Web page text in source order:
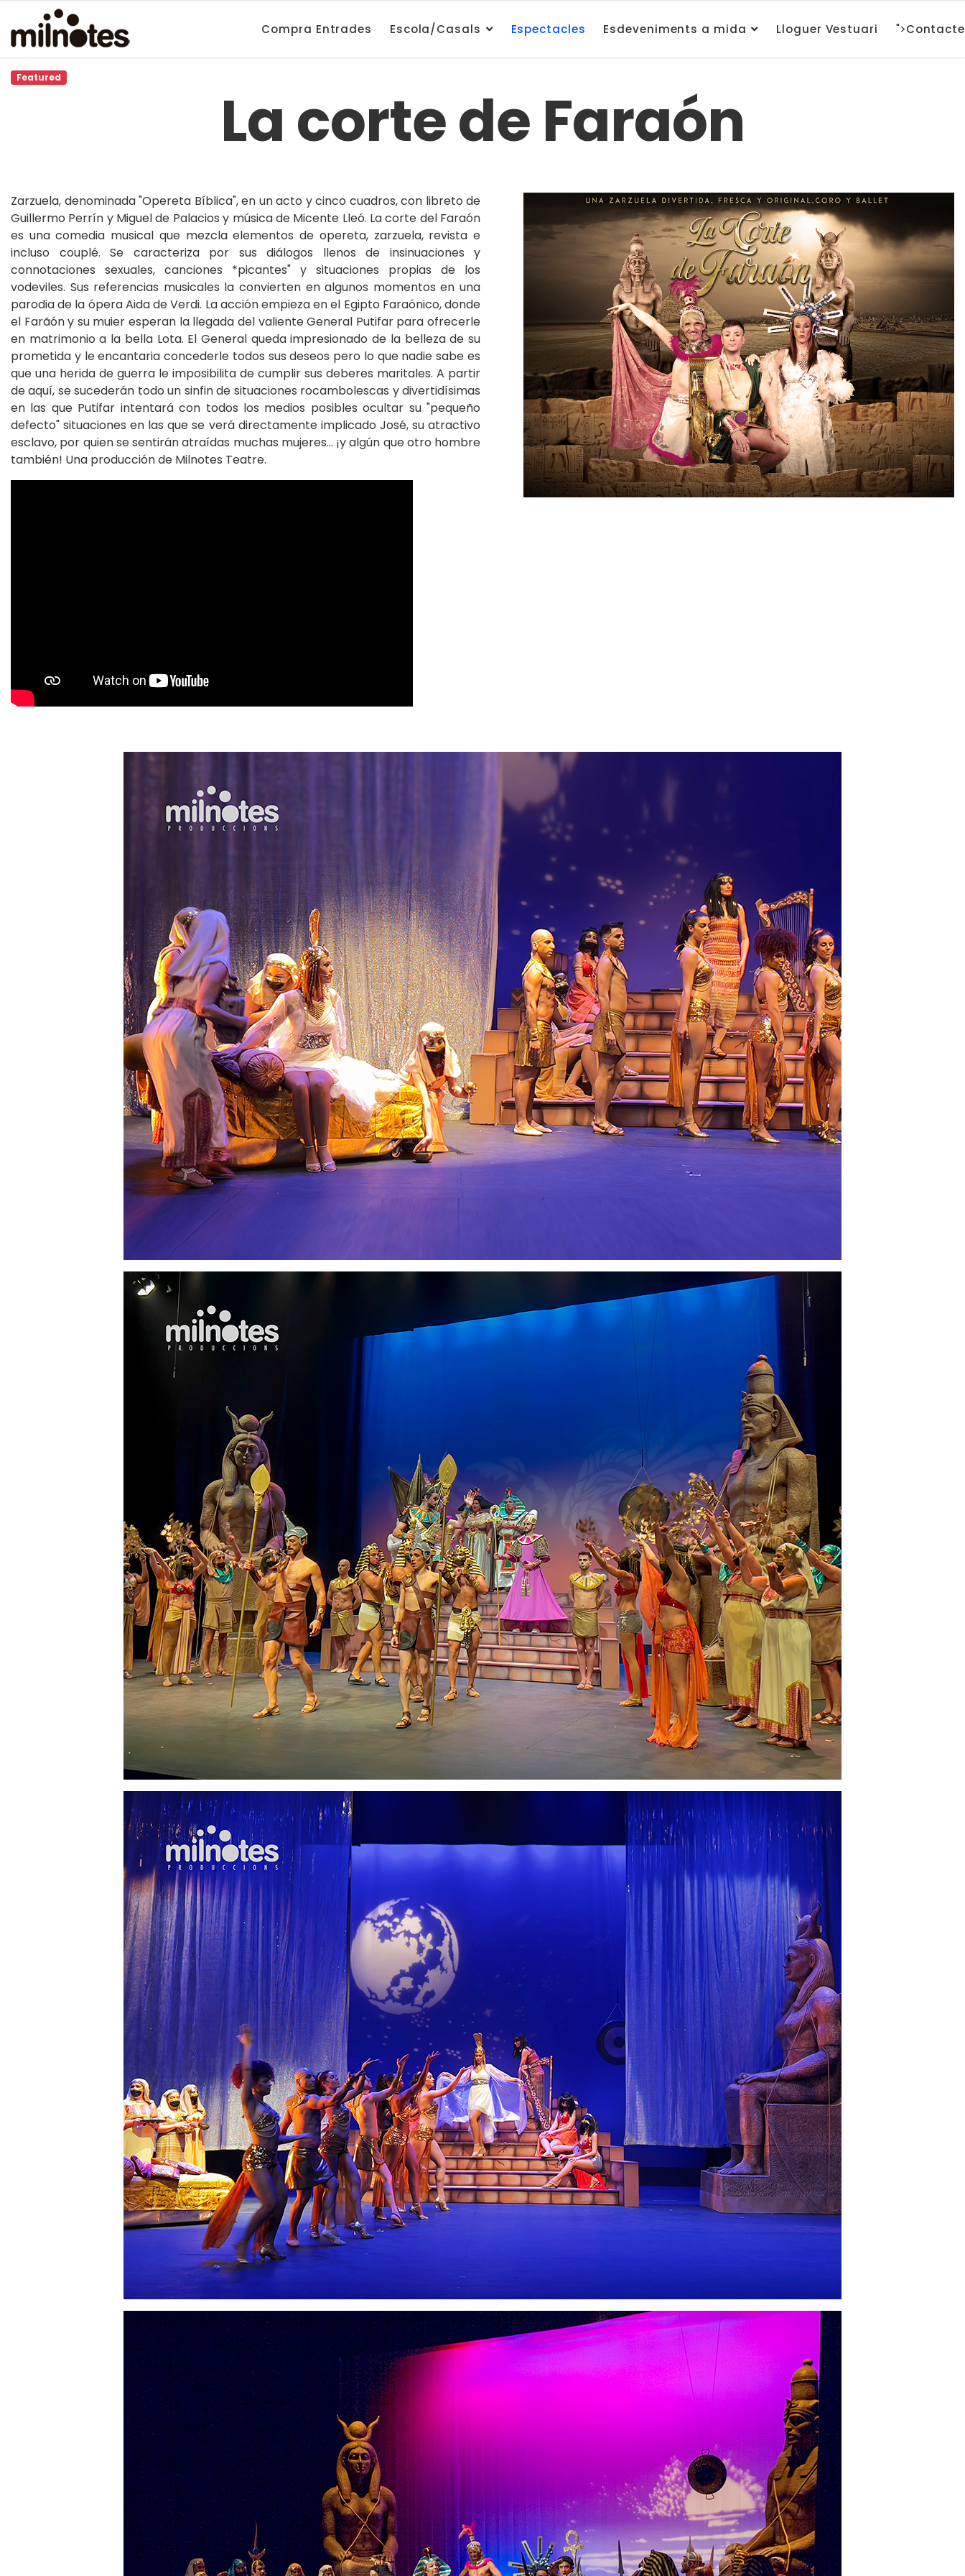
Compra Entrades Escola/Casals Espectacles Esdeveniments a mida Lloguer Vestuari ">Contacte
Featured
La corte de Faraón
Zarzuela, denominada "Opereta Bíblica", en un acto y cinco cuadros, con libreto de
Guillermo Perrín y Miguel de Palacios y música de Micente Lleó. La corte del Faraón
es una comedia musical que mezcla elementos de opereta, zarzuela, revista e
incluso couplé. Se caracteriza por sus diálogos llenos de insinuaciones y
connotaciones sexuales, canciones *picantes" y situaciones propias de los
vodeviles. Sus referencias musicales la convierten en algunos momentos en una
parodia de la ópera Aida de Verdi. La acción empieza en el Egipto Faraónico, donde
el Farãón y su muier esperan la llegada del valiente General Putifar para ofrecerle
en matrimonio a la bella Lota. El General queda impresionado de la belleza de su
prometida y le encantaria concederle todos sus deseos pero lo que nadie sabe es
que una herida de guerra le imposibilita de cumplir sus deberes maritales. A partir
de aquí, se sucederán todo un sinfin de situaciones rocambolescas y divertidísimas
en las que Putifar intentará con todos los medios posibles ocultar su "pequeño
defecto" situaciones en las que se verá directamente implicado José, su atractivo
esclavo, por quien se sentirán atraídas muchas mujeres... ¡y algún que otro hombre
también! Una producción de Milnotes Teatre.